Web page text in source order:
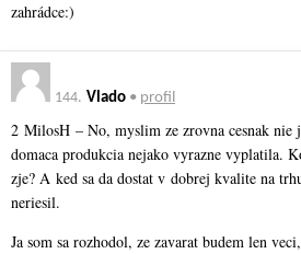
zahrádce:)
144. Vlado • profil
2 MilosH – No, myslim ze zrovna cesnak nie
domaca produkcia nejako vyrazne vyplatila.
zje? A ked sa da dostat v dobrej kvalite na
neriesil.
Ja som sa rozhodol, ze zavarat budem len